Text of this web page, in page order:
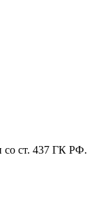
со ст. 437 ГК РФ.